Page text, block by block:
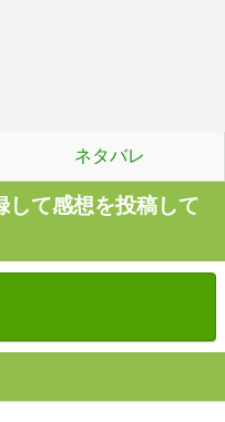
ネタバレ
して感想を投稿して